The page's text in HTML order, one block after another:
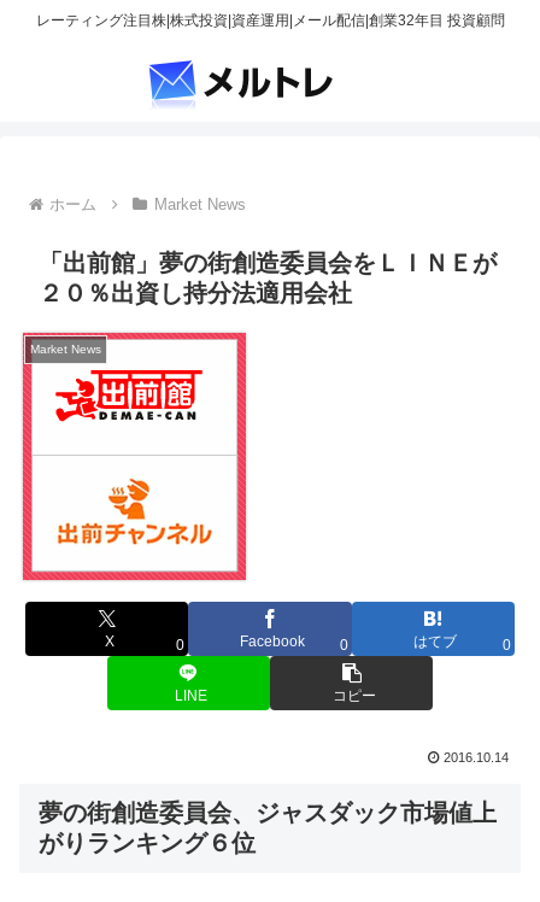
レーティング注目株|株式投資|資産運用|メール配信|創業32年目 投資顧問
ホーム Market News
「出前館」夢の街創造委員会をＬＩＮＥが
２０％出資し持分法適用会社
Market News
X 0 Facebook 0 はてブ 0
LINE コピー
2016.10.14
夢の街創造委員会、ジャスダック市場値上
がりランキング６位